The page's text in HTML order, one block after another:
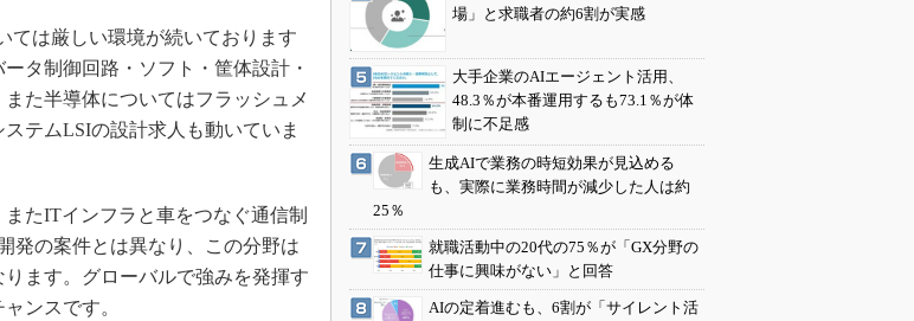
インダストリー4.0
イノベーション
製造業ビッグデータ
知財マネジメント
海外生産
グローバル設計・開発
は厳しい環境が続いております
タ制御回路・ソフト・筐体設計・
た半導体についてはフラッシュメ
テムLSIの設計求人も動いていま
たITインフラと車をつなぐ通信制
発の案件とは異なり、この分野は
ます。グローバルで強みを発揮す
ンスです。
場」と求職者の約6割が実感
大手企業のAIエージェント活用、
48.3％が本番運用するも73.1％が体
制に不足感
生成AIで業務の時短効果が見込める
も、実際に業務時間が減少した人は約
25％
就職活動中の20代の75％が「GX分野の
仕事に興味がない」と回答
AIの定着進むも、6割が「サイレント活